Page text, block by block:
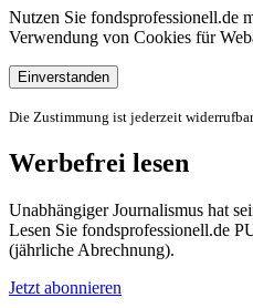
Nutzen Sie fondsprofessionell.de
Verwendung von Cookies für
Einverstanden
Die Zustimmung ist jederzeit
Werbefrei lesen
Unabhängiger Journalismus hat
Lesen Sie fondsprofessionell.de
(jährliche Abrechnung).
Jetzt abonnieren